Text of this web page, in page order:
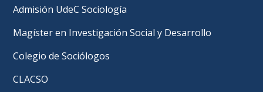
Admisión UdeC Sociología
Magíster en Investigación Social y Desarrollo
Colegio de Sociólogos
CLACSO